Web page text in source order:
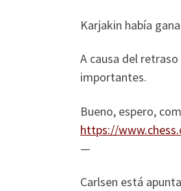
Karjakin había
A causa del
importantes.
Bueno, espero,
https://
—
Carlsen está